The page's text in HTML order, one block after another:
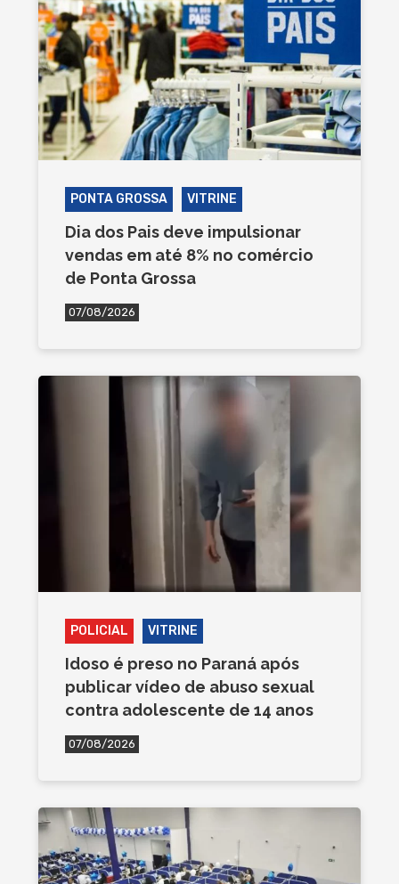
PONTA GROSSA VITRINE
Dia dos Pais deve impulsionar
vendas em até 8% no comércio
de Ponta Grossa
07/08/2026
POLICIAL VITRINE
Idoso é preso no Paraná após
publicar vídeo de abuso sexual
contra adolescente de 14 anos
07/08/2026